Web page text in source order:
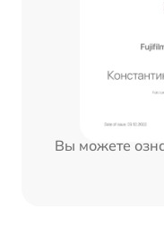
Вы можете